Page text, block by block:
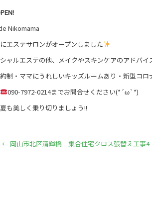
Nikomama
エステサロンがオープンしました
ャルエステの他、メイクやスキンケアのアドバイ
制・ママにうれしいキッズルームあり・新型コロ
090-7972-0214までお問合せください(*´ω`*)
も美しく乗り切りましょう!!
← 岡山市北区清輝橋 集合住宅クロス張替え工事4